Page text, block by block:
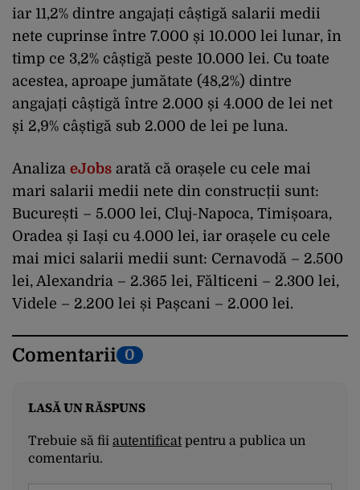
iar 11,2% dintre angajați câștigă salarii medii
nete cuprinse între 7.000 și 10.000 lei lunar, în
timp ce 3,2% câștigă peste 10.000 lei. Cu toate
acestea, aproape jumătate (48,2%) dintre
angajați câștigă între 2.000 și 4.000 de lei net
și 2,9% câștigă sub 2.000 de lei pe luna.
Analiza eJobs arată că orașele cu cele mai
mari salarii medii nete din construcții sunt:
București – 5.000 lei, Cluj-Napoca, Timișoara,
Oradea și Iași cu 4.000 lei, iar orașele cu cele
mai mici salarii medii sunt: Cernavodă – 2.500
lei, Alexandria – 2.365 lei, Fălticeni – 2.300 lei,
Videle – 2.200 lei și Pașcani – 2.000 lei.
Comentarii 0
LASĂ UN RĂSPUNS
Trebuie să fii autentificatpentru a publica un
comentariu.